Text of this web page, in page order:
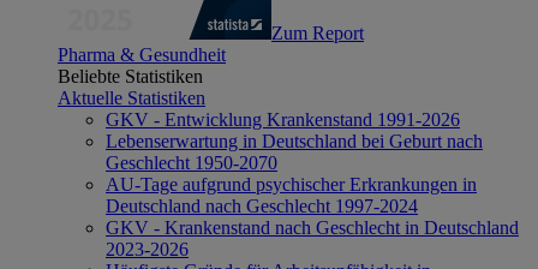
Zum Report
Pharma & Gesundheit
Beliebte Statistiken
Aktuelle Statistiken
GKV - Entwicklung Krankenstand 1991-2026
Lebenserwartung in Deutschland bei Geburt nach
Geschlecht 1950-2070
AU-Tage aufgrund psychischer Erkrankungen in
Deutschland nach Geschlecht 1997-2024
GKV - Krankenstand nach Geschlecht in Deutschland
2023-2026